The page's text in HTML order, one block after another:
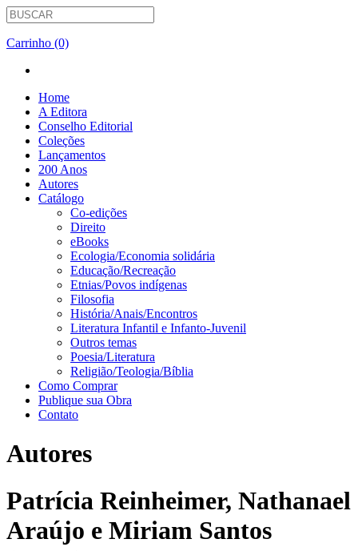
Carrinho (0)
Home
A Editora
Conselho Editorial
Coleções
Lançamentos
200 Anos
Autores
Catálogo
Co-edições
Direito
eBooks
Ecologia/Economia solidária
Educação/Recreação
Etnias/Povos indígenas
Filosofia
História/Anais/Encontros
Literatura Infantil e Infanto-Juvenil
Outros temas
Poesia/Literatura
Religião/Teologia/Bíblia
Como Comprar
Publique sua Obra
Contato
Autores
Patrícia Reinheimer, Nathanael
Araújo e Miriam Santos